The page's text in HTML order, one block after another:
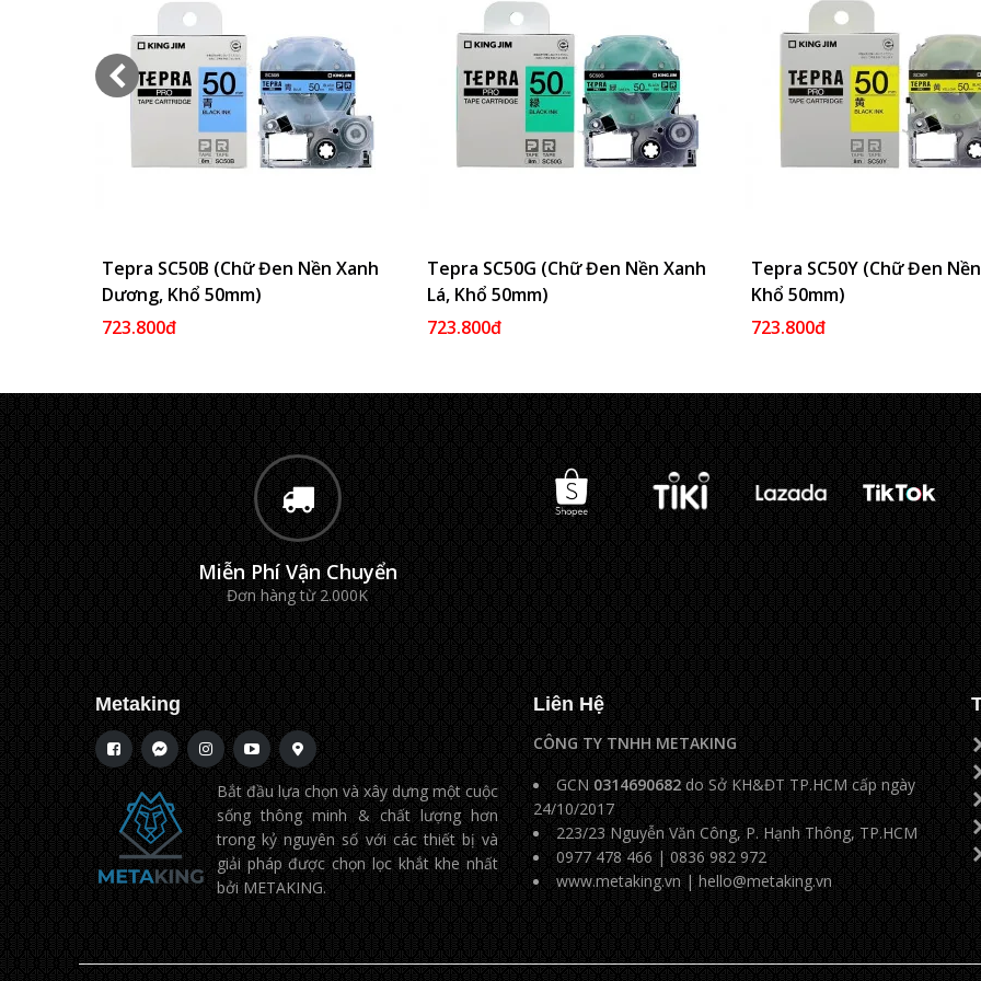
Thêm Vào Giỏ
Tepra SC50B (Chữ Đen Nền Xanh
Dương, Khổ 50mm)
723.800đ
Thêm Vào Giỏ
Tepra SC50G (Chữ Đen Nền Xanh
Lá, Khổ 50mm)
723.800đ
Thêm
Tepra SC50Y (Chữ Đen
Khổ 50mm)
723.800đ
Miễn Phí Vận Chuyển
Đơn hàng từ 2.000K
Metaking
Bắt đầu lựa chọn và xây dựng một cuộc
sống thông minh & chất lượng hơn
trong kỷ nguyên số với các thiết bị và
giải pháp được chọn lọc khắt khe nhất
bởi METAKING.
Liên Hệ
CÔNG TY TNHH METAKING
GCN 0314690682do Sở KH&ĐT TP.HCM cấp ngày
24/10/2017
223/23 Nguyễn Văn Công, P. Hạnh Thông, TP.HCM
0977 478 466 | 0836 982 972
www.metaking.vn | hello@metaking.vn